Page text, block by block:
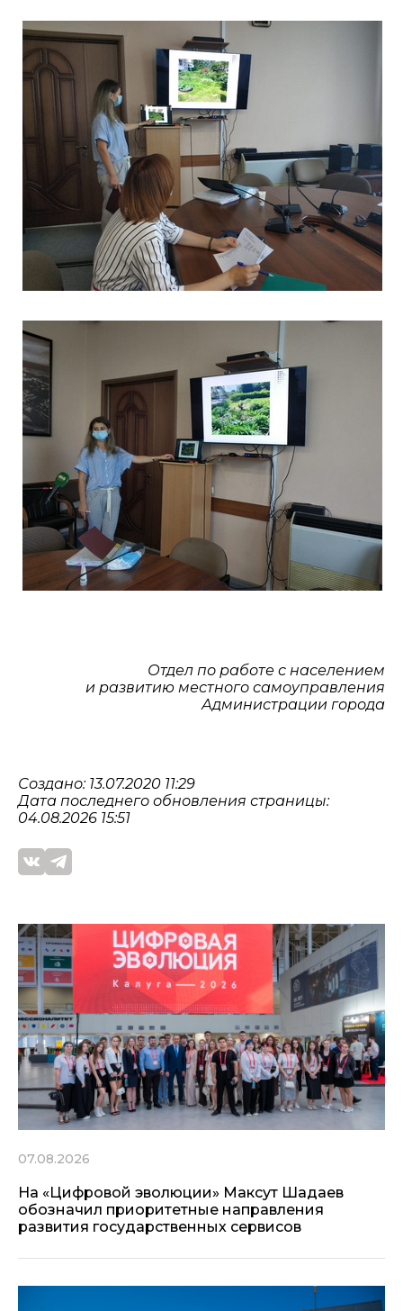
Отдел по работе с населением
и развитию местного самоуправления
Администрации города
Создано: 13.07.2020 11:29
Дата последнего обновления страницы:
04.08.2026 15:51
07.08.2026
На «Цифровой эволюции» Максут Шадаев
обозначил приоритетные направления
развития государственных сервисов